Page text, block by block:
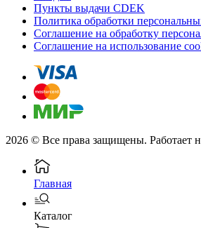
Пункты выдачи CDEK
Политика обработки
Соглашение на обработку
Соглашение на использование
2026 © Все права защищены. Работает
Главная
Каталог